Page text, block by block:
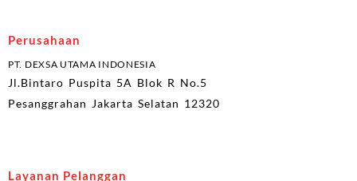
Perusahaan
PT. DEXSA UTAMA INDONESIA
Jl.Bintaro Puspita 5A Blok R No.5
Pesanggrahan Jakarta Selatan 12320
Layanan Pelanggan